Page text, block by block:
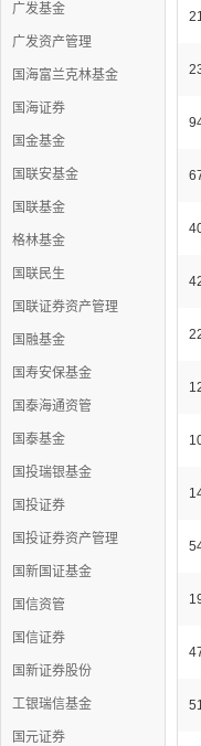
广发基金
广发资产管理
国海富兰克林基金
国海证券
国金基金
国联安基金
国联基金
格林基金
国联民生
国联证券资产管理
国融基金
国寿安保基金
国泰海通资管
国泰基金
国投瑞银基金
国投证券
国投证券资产管理
国新国证基金
国信资管
国信证券
国新证券股份
工银瑞信基金
国元证券